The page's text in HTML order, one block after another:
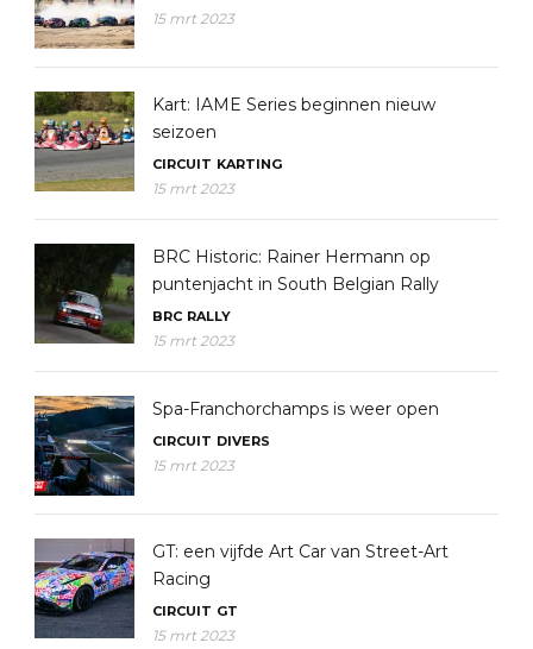
15 mrt 2023
Kart: IAME Series beginnen nieuw
seizoen
CIRCUIT KARTING
15 mrt 2023
BRC Historic: Rainer Hermann op
puntenjacht in South Belgian Rally
BRC RALLY
15 mrt 2023
Spa-Franchorchamps is weer open
CIRCUIT DIVERS
15 mrt 2023
GT: een vijfde Art Car van Street-Art
Racing
CIRCUIT GT
15 mrt 2023